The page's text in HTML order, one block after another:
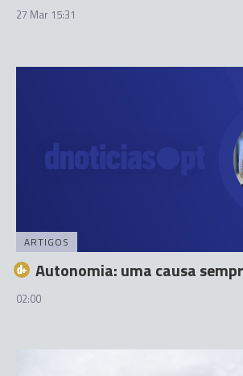
27 Mar 15:31
ARTIGOS
Autonomia: uma causa
02:00